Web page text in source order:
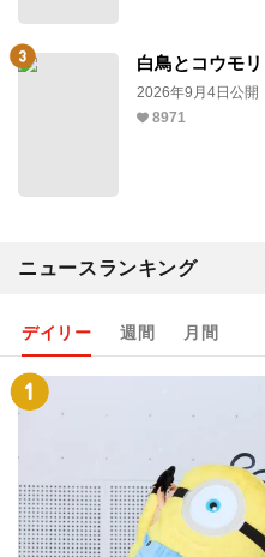
白鳥とコウモリ
2026年9月4日公開
8971
ニュースランキング
デイリー 週間 月間